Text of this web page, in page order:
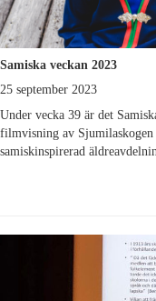
Samiska veckan 2023
25 september 2023
Under vecka 39 är det
filmvisning av
samiskinspirerad